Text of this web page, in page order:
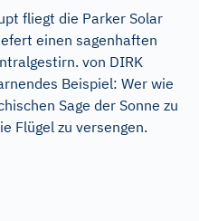
fliegt die Parker Solar
einen sagenhaften
von DIRK
Beispiel: Wer wie
Sage der Sonne zu
Flügel zu versengen.